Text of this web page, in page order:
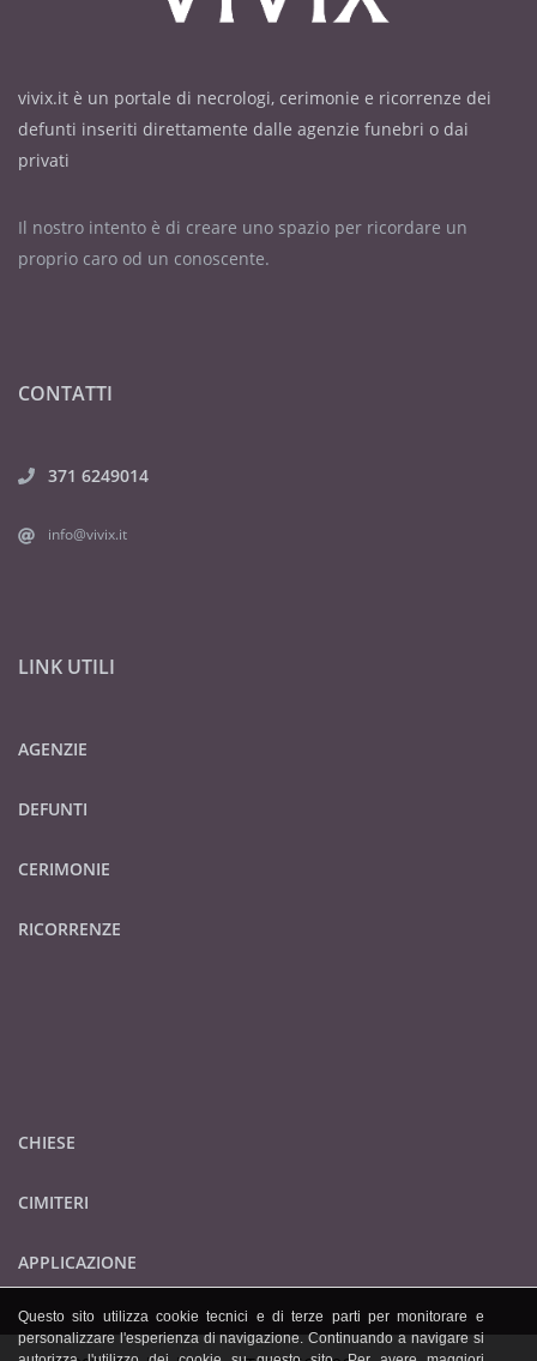
vivix.it è un portale di necrologi, cerimonie e ricorrenze dei
defunti inseriti direttamente dalle agenzie funebri o dai
privati
Il nostro intento è di creare uno spazio per ricordare un
proprio caro od un conoscente.
CONTATTI
371 6249014
info@vivix.it
LINK UTILI
AGENZIE
DEFUNTI
CERIMONIE
RICORRENZE
CHIESE
CIMITERI
APPLICAZIONE
Questo sito utilizza cookie tecnici e di terze parti per monitorare e
personalizzare l'esperienza di navigazione. Continuando a navigare si